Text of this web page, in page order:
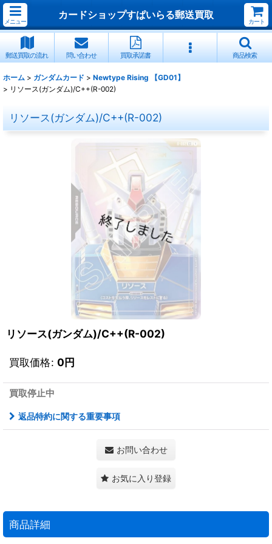
メニュー
カードショップすぱいらる郵送買取
カート
郵送買取の流れ 問い合わせ 買取承諾書 商品検索
ホーム > ガンダムカード > Newtype Rising 【GD01】
> リソース(ガンダム)/C++(R-002)
リソース(ガンダム)/C++(R-002)
リソース(ガンダム)/C++(R-002)
買取価格: 0円
買取停止中
返品特約に関する重要事項
お問い合わせ
お気に入り登録
商品詳細